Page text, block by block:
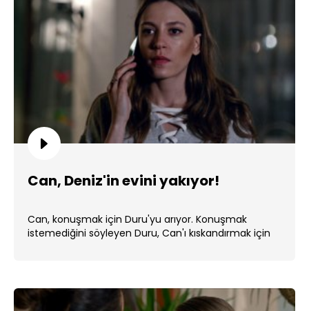
Can, Deniz'in evini yakıyor!
Can, konuşmak için Duru'yu arıyor. Konuşmak
istemediğini söyleyen Duru, Can'ı kıskandırmak için